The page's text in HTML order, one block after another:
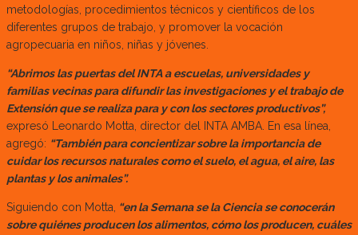
metodologías, procedimientos técnicos y científicos de los
diferentes grupos de trabajo, y promover la vocación
agropecuaria en niños, niñas y jóvenes.
“Abrimos las puertas del INTA a escuelas, universidades y
familias vecinas para difundir las investigaciones y el trabajo de
Extensión que se realiza para y con los sectores productivos”,
expresó Leonardo Motta, director del INTA AMBA. En esa línea,
agregó: “También para concientizar sobre la importancia de
cuidar los recursos naturales como el suelo, el agua, el aire, las
plantas y los animales”.
Siguiendo con Motta, “en la Semana se la Ciencia se conocerán
sobre quiénes producen los alimentos, cómo los producen, cuáles